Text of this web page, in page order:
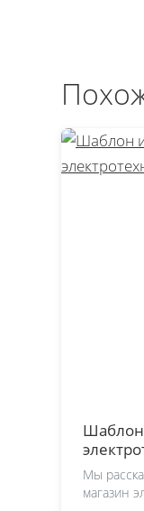
Шаблон
Мы
магазин